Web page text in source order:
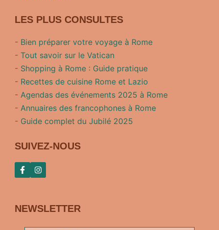
LES PLUS CONSULTES
- Bien préparer votre voyage à Rome
- Tout savoir sur le Vatican
- Shopping à Rome : Guide pratique
- Recettes de cuisine Rome et Lazio
- Agendas des événements 2025 à Rome
- Annuaires des francophones à Rome
- Guide complet du Jubilé 2025
SUIVEZ-NOUS
NEWSLETTER